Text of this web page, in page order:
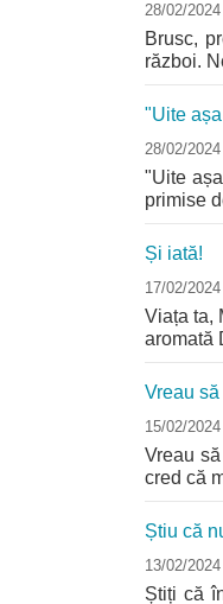
28/02/2024
Brusc,
război.
"Uite
28/02/2024
"Uite
primise
Și iată!
17/02/2024
Viața ta,
aromată
Vreau
15/02/2024
Vreau
cred că
Știu că
13/02/2024
Știți că